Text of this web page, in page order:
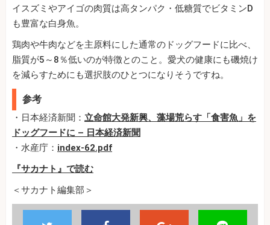
イスズミやアイゴの肉質は高タンパク・低糖質でビタミンD
も豊富な白身魚。
鶏肉や牛肉などを主原料にした通常のドッグフードに比べ、
脂質が5～8％低いのが特徴とのこと。愛犬の健康にも磯焼け
を減らすためにも選択肢のひとつになりそうですね。
参考
・日本経済新聞： 立命館大発新興、藻場荒らす「食害魚」を
ドッグフードに – 日本経済新聞
・水産庁： index-62.pdf
『サカナト』で読む
＜サカナト編集部＞